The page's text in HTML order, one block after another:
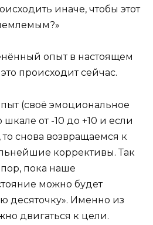
иначе, чтобы этот
опыт в настоящем
происходит сейчас.
(своё эмоциональное
от -10 до +10 и если
снова возвращаемся к
коррективы. Так
пока наше
можно будет
десяточку». Именно из
двигаться к цели.